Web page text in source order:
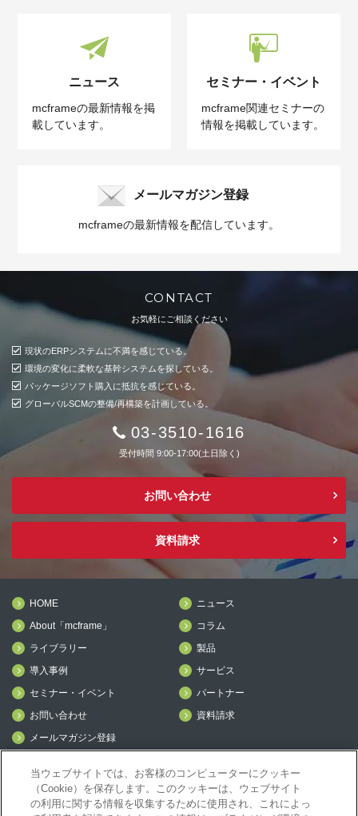
ニュース
mcframeの最新情報を掲
載しています。
セミナー・イベント
mcframe関連セミナーの
情報を掲載しています。
メールマガジン登録
mcframeの最新情報を配信しています。
CONTACT
お気軽にご相談ください
現状のERPシステムに不満を感じている。
環境の変化に柔軟な基幹システムを探している。
パッケージソフト購入に抵抗を感じている。
グローバルSCMの整備/再構築を計画している。
03-3510-1616
受付時間 9:00-17:00(土日除く)
お問い合わせ
資料請求
HOME
ニュース
About「mcframe」
コラム
ライブラリー
製品
導入事例
サービス
セミナー・イベント
パートナー
お問い合わせ
資料請求
メールマガジン登録
mcframeナビ（ユーザ登録者）
当ウェブサイトでは、お客様のコンピューターにクッキー
（Cookie）を保存します。このクッキーは、ウェブサイト
の利用に関する情報を収集するために使用され、これによっ